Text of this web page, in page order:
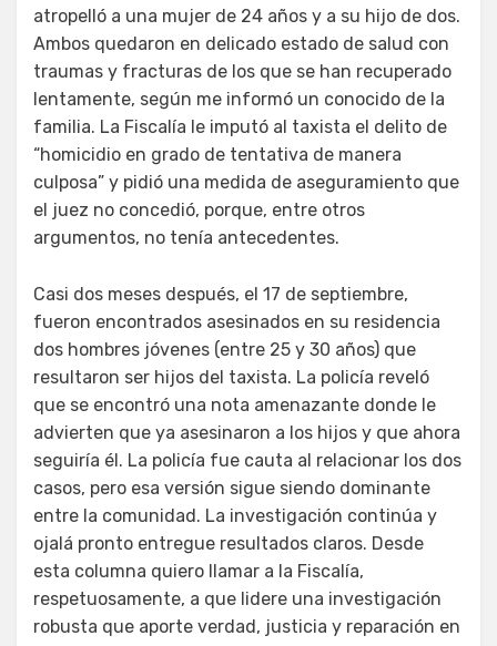
atropelló a una mujer de 24 años y a su hijo de dos.
Ambos quedaron en delicado estado de salud con
traumas y fracturas de los que se han recuperado
lentamente, según me informó un conocido de la
familia. La Fiscalía le imputó al taxista el delito de
“homicidio en grado de tentativa de manera
culposa” y pidió una medida de aseguramiento que
el juez no concedió, porque, entre otros
argumentos, no tenía antecedentes.
Casi dos meses después, el 17 de septiembre,
fueron encontrados asesinados en su residencia
dos hombres jóvenes (entre 25 y 30 años) que
resultaron ser hijos del taxista. La policía reveló
que se encontró una nota amenazante donde le
advierten que ya asesinaron a los hijos y que ahora
seguiría él. La policía fue cauta al relacionar los dos
casos, pero esa versión sigue siendo dominante
entre la comunidad. La investigación continúa y
ojalá pronto entregue resultados claros. Desde
esta columna quiero llamar a la Fiscalía,
respetuosamente, a que lidere una investigación
robusta que aporte verdad, justicia y reparación en